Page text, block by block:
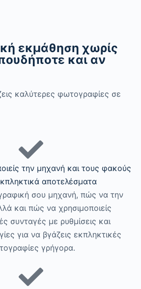
εκμάθηση χωρίς
και αν
καλύτερες φωτογραφίες σε
την μηχανή και τους φακούς
αποτελέσματα
σου μηχανή, πώς να την
και πώς να χρησιμοποιείς
συνταγές με ρυθμίσεις και
για να βγάζεις εκπληκτικές
γρήγορα.